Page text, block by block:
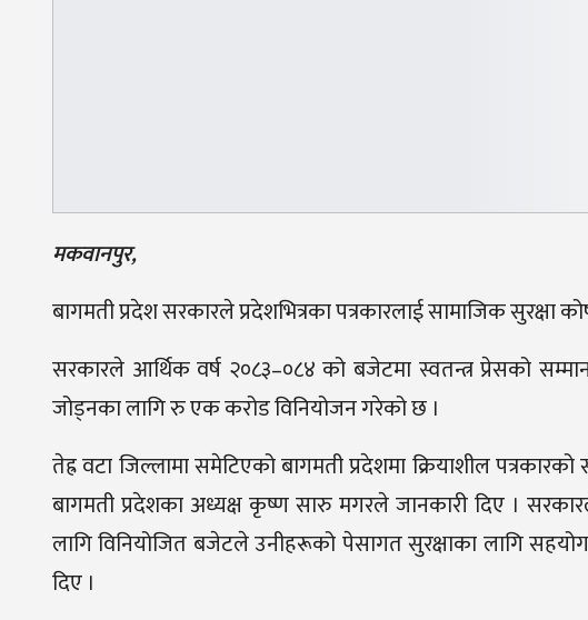
मकवानपुर,
बागमती प्रदेश सरकारले प्रदेशभित्रका पत्रकारलाई सामाजिक सुरक्षा
सरकारले आर्थिक वर्ष २०८३–०८४ को बजेटमा स्वतन्त्र प्रेसको
जोड्नका लागि रु एक करोड विनियोजन गरेको छ ।
तेह्र वटा जिल्लामा समेटिएको बागमती प्रदेशमा क्रियाशील
बागमती प्रदेशका अध्यक्ष कृष्ण सारु मगरले जानकारी दिए ।
लागि विनियोजित बजेटले उनीहरूको पेसागत सुरक्षाका लागि
दिए ।